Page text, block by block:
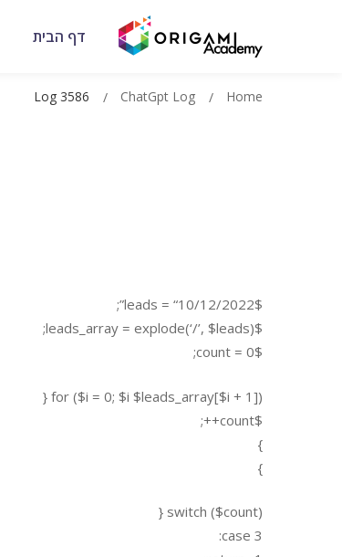
דף הבית
Home
ChatGpt Log
Log 3586
$leads = “10/12/2022”;
$leads_array = explode(‘/’, $leads);
$count = 0;
for ($i = 0; $i $leads_array[$i + 1]) {
$count++;
}
}
switch ($count) {
case 3: